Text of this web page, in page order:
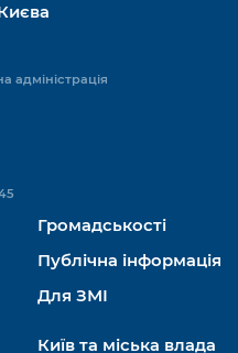
адміністрація
Громадськості
Публічна інформація
Для ЗМІ
Київ та міська влада